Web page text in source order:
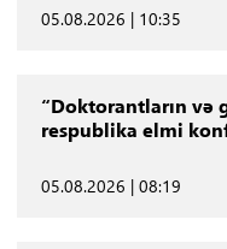
05.08.2026 | 10:35
“Doktorantların və
respublika elmi
05.08.2026 | 08:19